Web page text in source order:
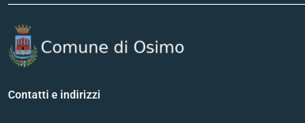
Contatti e indirizzi